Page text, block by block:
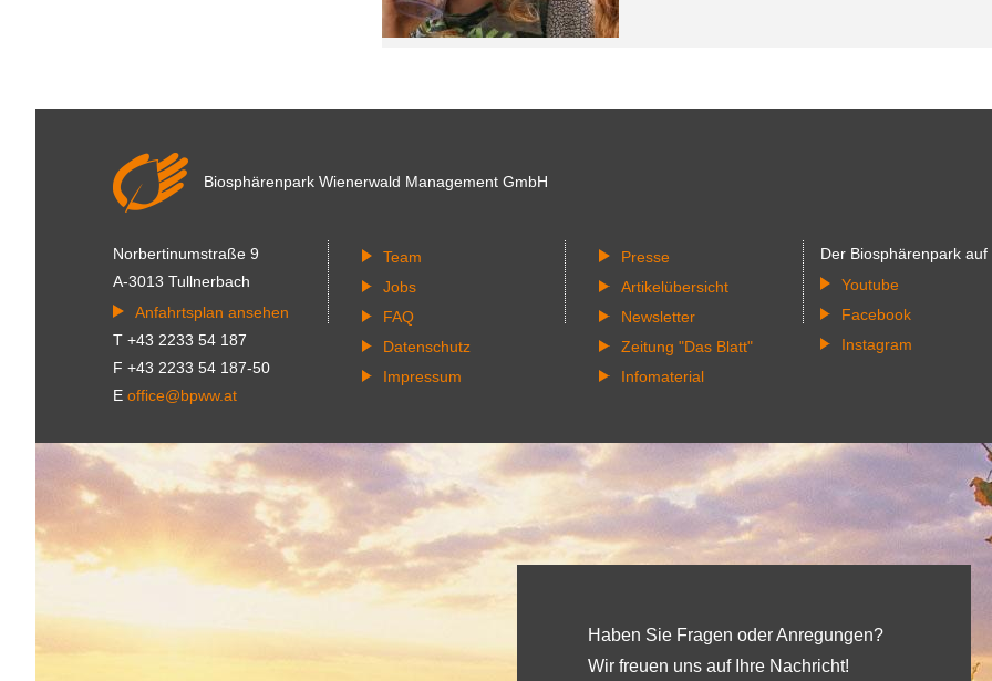
Biosphärenpark Wienerwald Management GmbH
Norbertinumstraße 9
A-3013 Tullnerbach
Anfahrtsplan ansehen
T +43 2233 54 187
F +43 2233 54 187-50
E office@bpww.at
Team
Jobs
FAQ
Datenschutz
Impressum
Presse
Artikelübersicht
Newsletter
Zeitung "Das Blatt"
Infomaterial
Der Biosphärenpark auf
Youtube
Facebook
Instagram
Haben Sie Fragen oder Anregungen?
Wir freuen uns auf Ihre Nachricht!